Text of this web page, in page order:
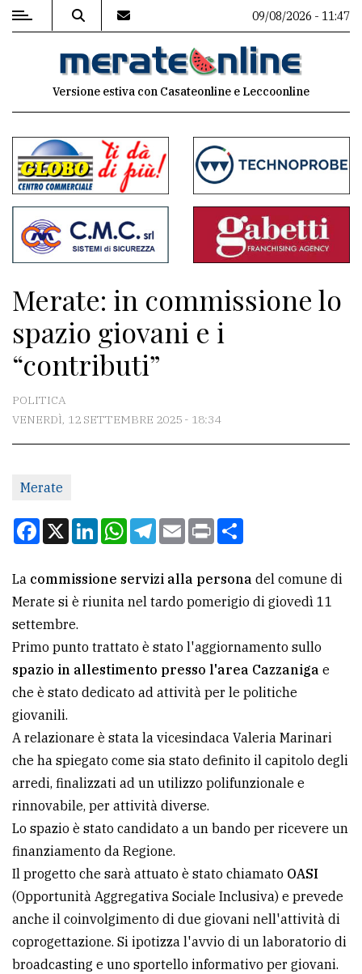
MENU
commenti
Contenuti
del
sito
Associazioni
Meteo
CONTATTI
Scrivici
Per
la
pubblicità
CERCA
Cerca
per
comune
Ricerca
avanzata
LE
ALTRE
TESTATE
09/08/2026 - 11:47
Versione estiva con Casateonline e Leccoonline
Merate: in commissione lo
spazio giovani e i
“contributi”
POLITICA
VENERDÌ, 12 SETTEMBRE 2025 - 18:34
Merate
Facebook
X LinkedInWhatsApp
Telegram
EmailPrint
La commissione servizi alla persona del comune di
Merate si è riunita nel tardo pomerigio di giovedì 11
settembre.
Primo punto trattato è stato l'aggiornamento sullo
spazio in allestimento presso l'area Cazzaniga e
che è stato dedicato ad attività per le politiche
giovanili.
A relazionare è stata la vicesindaca Valeria Marinari
che ha spiegato come sia stato definito il capitolo degli
arredi, finalizzati ad un utilizzo polifunzionale e
rinnovabile, per attività diverse.
Lo spazio è stato candidato a un bando per ricevere un
finanziamento da Regione.
Il progetto che sarà attuato è stato chiamato OASI
(Opportunità Aggregativa Sociale Inclusiva) e prevede
anche il coinvolgimento di due giovani nell'attività di
coprogettazione. Si ipotizza l'avvio di un laboratorio di
broadcasting e uno sportello informativo per giovani.